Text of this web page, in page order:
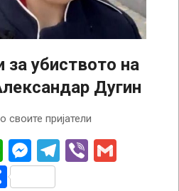
за убиството на
Дугин
своите пријатели
WhatsApp
Messenger
Telegram
Viber
Share